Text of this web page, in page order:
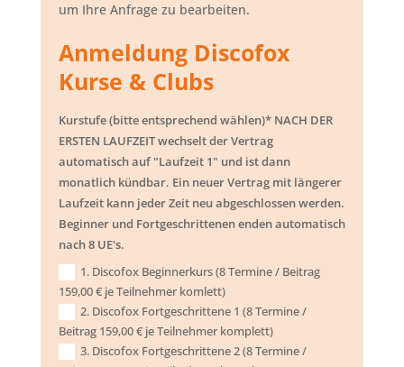
um Ihre Anfrage zu bearbeiten.
Anmeldung Discofox
Kurse & Clubs
Kurstufe (bitte entsprechend wählen)* NACH DER
ERSTEN LAUFZEIT wechselt der Vertrag
automatisch auf "Laufzeit 1" und ist dann
monatlich kündbar. Ein neuer Vertrag mit längerer
Laufzeit kann jeder Zeit neu abgeschlossen werden.
Beginner und Fortgeschrittenen enden automatisch
nach 8 UE's.
1. Discofox Beginnerkurs (8 Termine / Beitrag
159,00 € je Teilnehmer komlett)
2. Discofox Fortgeschrittene 1 (8 Termine /
Beitrag 159,00 € je Teilnehmer komplett)
3. Discofox Fortgeschrittene 2 (8 Termine /